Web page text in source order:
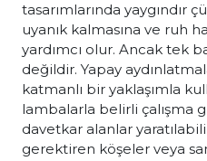
tasarımlarında yaygındır
uyanık kalmasına ve ruh
yardımcı olur. Ancak tek
değildir. Yapay
katmanlı bir yaklaşımla
lambalarla belirli çalışma
davetkar alanlar
gerektiren köşeler veya